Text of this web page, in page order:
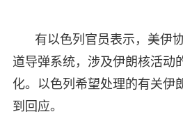
有以色列官员表示，美伊
道导弹系统，涉及伊朗核活动
化。以色列希望处理的有关伊
到回应。